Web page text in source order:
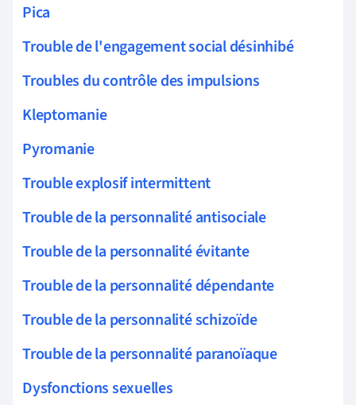
Pica
Trouble de l'engagement social désinhibé
Troubles du contrôle des impulsions
Kleptomanie
Pyromanie
Trouble explosif intermittent
Trouble de la personnalité antisociale
Trouble de la personnalité évitante
Trouble de la personnalité dépendante
Trouble de la personnalité schizoïde
Trouble de la personnalité paranoïaque
Dysfonctions sexuelles